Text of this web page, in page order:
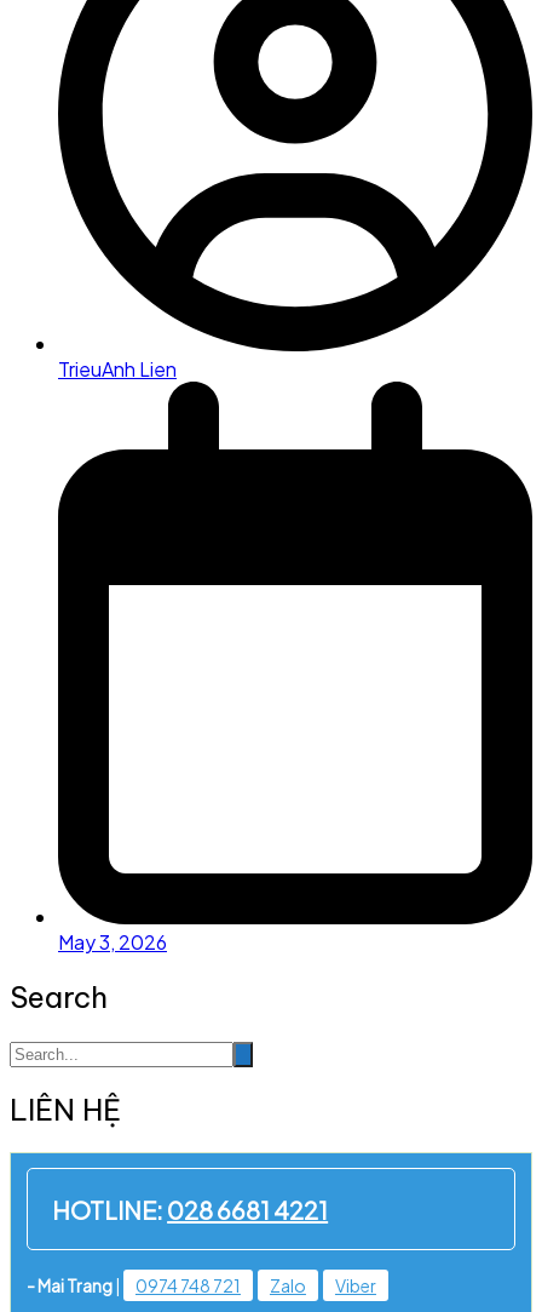
TrieuAnh Lien
May 3, 2026
Search
LIÊN HỆ
HOTLINE: 028 6681 4221
- Mai Trang| 0974 748 721 Zalo
Viber